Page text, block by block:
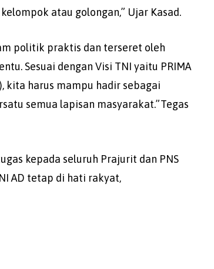
atau golongan,” Ujar Kasad.
politik praktis dan terseret oleh
Sesuai dengan Visi TNI yaitu PRIMA
kita harus mampu hadir sebagai
semua lapisan masyarakat.”Tegas
kepada seluruh Prajurit dan PNS
AD tetap di hati rakyat,